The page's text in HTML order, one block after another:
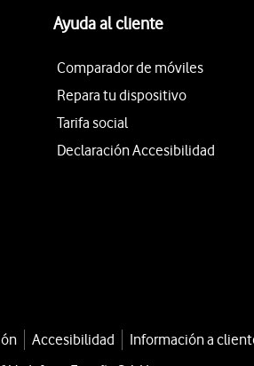
Ayuda al cliente
Comparador de móviles
Repara tu dispositivo
Tarifa social
Declaración Accesibilidad
Accesibilidad Información a